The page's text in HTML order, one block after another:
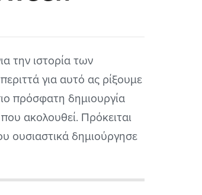
την ιστορία των
για αυτό ας ρίξουμε
πρόσφατη δημιουργία
ακολουθεί. Πρόκειται
ουσιαστικά δημιούργησε